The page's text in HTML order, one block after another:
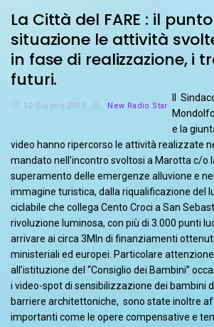
La Città del FARE : il
situazione le attività
in fase di realizzazione, i
futuri.
12 Giugno 2019 New Radio Star
Il
e la
video hanno ripercorso le attività realizzate
mandato nell'incontro svoltosi a Marotta c/o
superamento delle emergenze alluvione e
immagine turistica, dalla riqualificazione del
ciclabile che collega Cento Croci a San
rivoluzione luminosa, con più di 3.000 punti
arrivare ai circa 3Mln di finanziamenti
ministeriali ed europei. Particolare
all’istituzione del “Consiglio dei Bambini”
i video-spot di sensibilizzazione dei bambini
barriere architettoniche, sono state inoltre
importanti come le opere compensative e